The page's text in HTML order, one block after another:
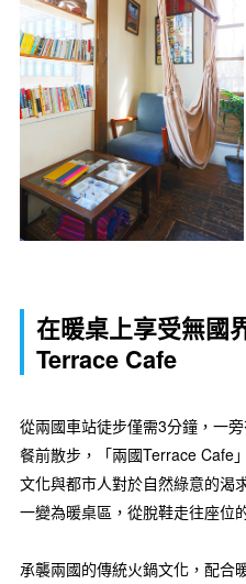
在暖桌上享受無
Terrace Cafe
從兩國車站徒步僅需3分鐘，一
餐前散步，「兩國Terrace Cafe
文化與都市人對於自然綠意的渴
一變為暖桌區，從脫鞋走往座位
承襲兩國的傳統火鍋文化，配合